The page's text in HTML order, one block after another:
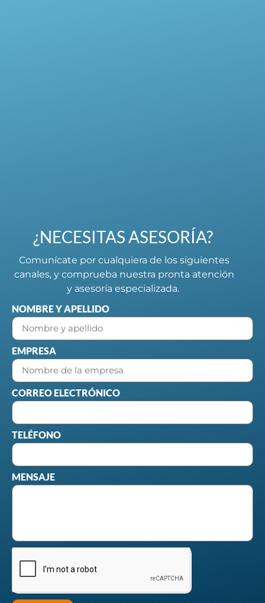
¿NECESITAS ASESORÍA?
Comunícate por cualquiera de los siguientes
canales, y comprueba nuestra pronta atención
y asesoría especializada.
NOMBRE Y APELLIDO
EMPRESA
CORREO ELECTRÓNICO
TELÉFONO
MENSAJE